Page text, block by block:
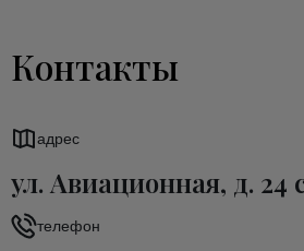
Контакты
адрес
ул. Авиационная, д. 24
телефон